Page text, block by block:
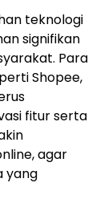
teknologi
signifikan
Para
Shopee,
fitur serta
agar
yang